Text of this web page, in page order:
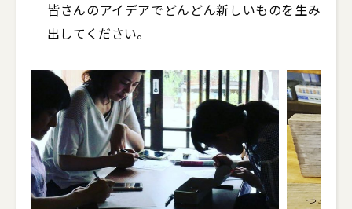
皆さんのアイデアでどんどん新しいものを生み
出してください。